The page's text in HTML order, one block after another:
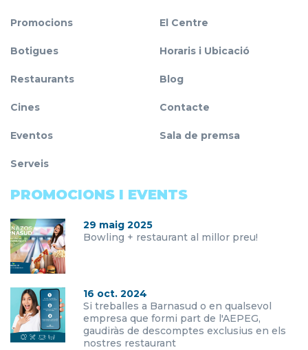
Promocions
Botigues
Restaurants
Cines
Eventos
Serveis
El Centre
Horaris i Ubicació
Blog
Contacte
Sala de premsa
PROMOCIONS I EVENTS
29 maig 2025
Bowling + restaurant al millor preu!
16 oct. 2024
Si treballes a Barnasud o en qualsevol
empresa que formi part de l'AEPEG,
gaudiràs de descomptes exclusius en els
nostres restaurant